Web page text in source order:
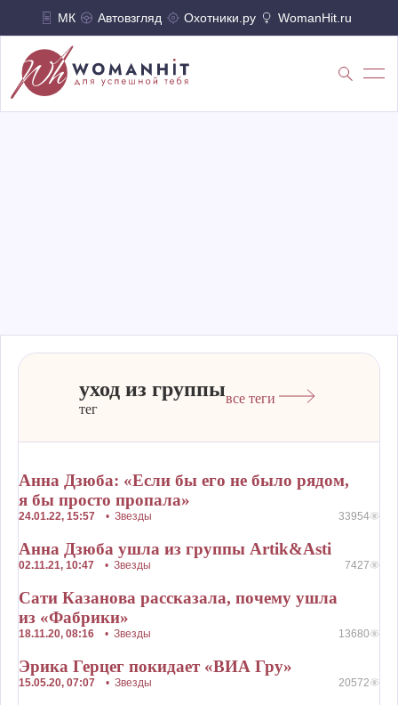
МК Автовзгляд Охотники.ру WomanHit.ru
уход из группы
тег
все теги
Анна Дзюба: «Если бы его не было рядом,
я бы просто пропала»
24.01.22, 15:57 • Звезды 33954
Анна Дзюба ушла из группы Artik&Asti
02.11.21, 10:47 • Звезды 7427
Сати Казанова рассказала, почему ушла
из «Фабрики»
18.11.20, 08:16 • Звезды 13680
Эрика Герцег покидает «ВИА Гру»
15.05.20, 07:07 • Звезды 20572